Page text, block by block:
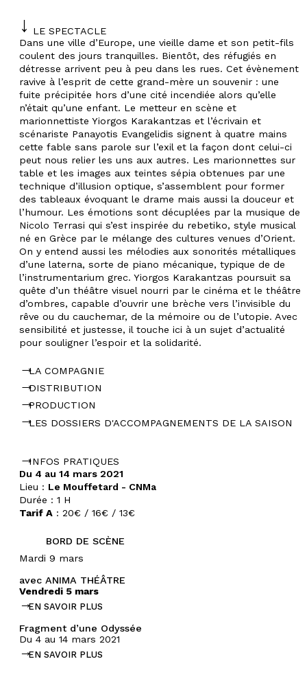
LE SPECTACLE
Dans une ville d’Europe, une vieille dame et son petit-fils
coulent des jours tranquilles. Bientôt, des réfugiés en
détresse arrivent peu à peu dans les rues. Cet évènement
ravive à l’esprit de cette grand-mère un souvenir : une
fuite précipitée hors d’une cité incendiée alors qu’elle
n’était qu’une enfant. Le metteur en scène et
marionnettiste Yiorgos Karakantzas et l’écrivain et
scénariste Panayotis Evangelidis signent à quatre mains
cette fable sans parole sur l’exil et la façon dont celui-ci
peut nous relier les uns aux autres. Les marionnettes sur
table et les images aux teintes sépia obtenues par une
technique d’illusion optique, s’assemblent pour former
des tableaux évoquant le drame mais aussi la douceur et
l’humour. Les émotions sont décuplées par la musique de
Nicolo Terrasi qui s’est inspirée du rebetiko, style musical
né en Grèce par le mélange des cultures venues d’Orient.
On y entend aussi les mélodies aux sonorités métalliques
d’une laterna, sorte de piano mécanique, typique de de
l’instrumentarium grec. Yiorgos Karakantzas poursuit sa
quête d’un théâtre visuel nourri par le cinéma et le théâtre
d’ombres, capable d’ouvrir une brèche vers l’invisible du
rêve ou du cauchemar, de la mémoire ou de l’utopie. Avec
sensibilité et justesse, il touche ici à un sujet d’actualité
pour souligner l’espoir et la solidarité.
LA COMPAGNIE
DISTRIBUTION
PRODUCTION
LES DOSSIERS D'ACCOMPAGNEMENTS DE LA SAISON
INFOS PRATIQUES
Du 4 au 14 mars 2021
Lieu : Le Mouffetard - CNMa
Durée : 1 H
Tarif A : 20€ / 16€ / 13€
BORD DE SCÈNE
Mardi 9 mars
avec ANIMA THÉÂTRE
Vendredi 5 mars
EN SAVOIR PLUS
Fragment d’une Odyssée
Du 4 au 14 mars 2021
EN SAVOIR PLUS